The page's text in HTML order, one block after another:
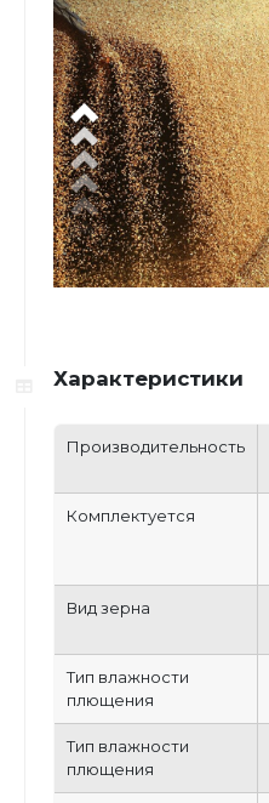
Характеристики
Производительность
Комплектуется
Вид зерна
Тип влажности
плющения
Тип влажности
плющения